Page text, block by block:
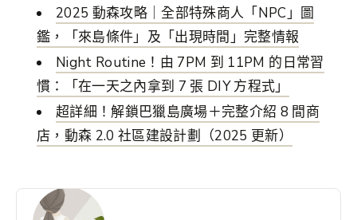
2025 動森攻略｜全部特殊商人「NPC」圖
鑑，「來島條件」及「出現時間」完整情報
Night Routine！由 7PM 到 11PM 的日常習
慣：「在一天之內拿到 7 張 DIY 方程式」
超詳細！解鎖巴獵島廣場＋完整介紹 8 間商
店，動森 2.0 社區建設計劃（2025 更新）